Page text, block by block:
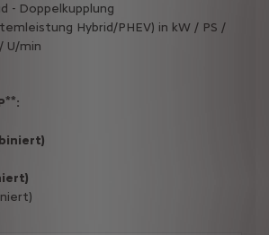
- Doppelkupplung
Hybrid/PHEV) in kW / PS /
U/min
**: